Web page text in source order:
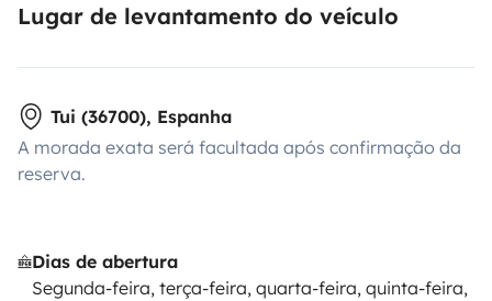
Lugar de levantamento do veículo
Tui (36700), Espanha
A morada exata será facultada após confirmação da
reserva.
Dias de abertura
Segunda-feira, terça-feira, quarta-feira, quinta-feira,